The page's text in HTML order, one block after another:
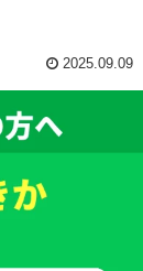
2025.09.09